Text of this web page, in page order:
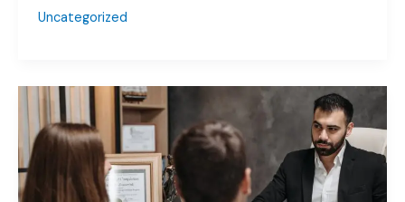
Uncategorized
O
que
é
Crime